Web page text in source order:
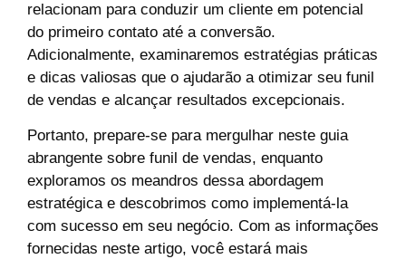
relacionam para conduzir um cliente em potencial
do primeiro contato até a conversão.
Adicionalmente, examinaremos estratégias práticas
e dicas valiosas que o ajudarão a otimizar seu funil
de vendas e alcançar resultados excepcionais.
Portanto, prepare-se para mergulhar neste guia
abrangente sobre funil de vendas, enquanto
exploramos os meandros dessa abordagem
estratégica e descobrimos como implementá-la
com sucesso em seu negócio. Com as informações
fornecidas neste artigo, você estará mais